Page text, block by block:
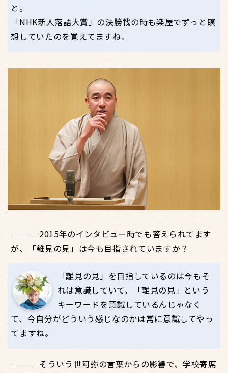
と。
「NHK新人落語大賞」の決勝戦の時も楽屋でずっと瞑
想していたのを覚えてますね。
2015年のインタビュー時でも答えられてます
が、「離見の見」は今も目指されていますか？
「離見の見」を目指しているのは今もそ
れは意識していて、「離見の見」という
キーワードを意識しているんじゃなく
て、今自分がどういう感じなのかは常に意識してやっ
てますね。
そういう世阿弥の言葉からの影響で、学校寄席